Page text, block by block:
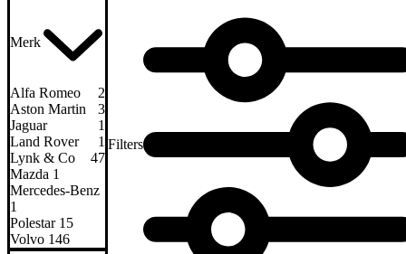
Merk
Alfa Romeo
2
Aston Martin
3
Jaguar
1
Land Rover
1
Lynk & Co
47
Mazda 1
Mercedes-Benz
1
Polestar 15
Volvo 146
Filters